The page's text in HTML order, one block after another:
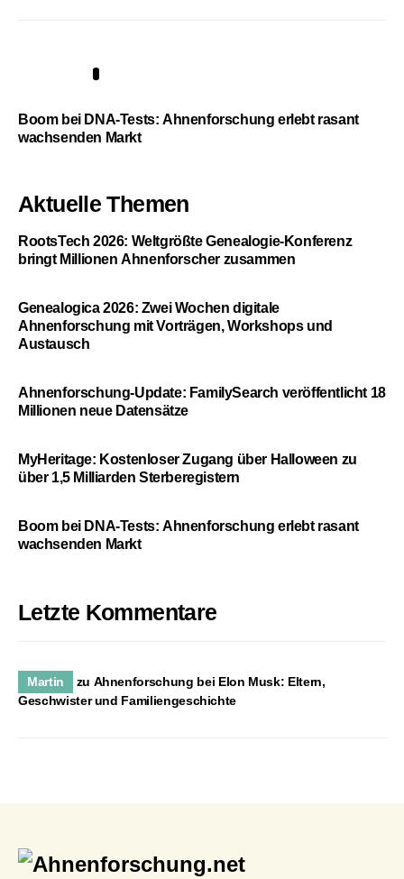
Boom bei DNA-Tests: Ahnenforschung erlebt rasant
wachsenden Markt
Aktuelle Themen
RootsTech 2026: Weltgrößte Genealogie-Konferenz
bringt Millionen Ahnenforscher zusammen
Genealogica 2026: Zwei Wochen digitale
Ahnenforschung mit Vorträgen, Workshops und
Austausch
Ahnenforschung-Update: FamilySearch veröffentlicht 18
Millionen neue Datensätze
MyHeritage: Kostenloser Zugang über Halloween zu
über 1,5 Milliarden Sterberegistern
Boom bei DNA-Tests: Ahnenforschung erlebt rasant
wachsenden Markt
Letzte Kommentare
Martin zu Ahnenforschung bei Elon Musk: Eltern,
Geschwister und Familiengeschichte